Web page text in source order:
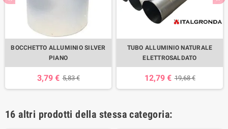
BOCCHETTO ALLUMINIO SILVER
PIANO
3,79 € 5,83 €
TUBO ALLUMINIO NATURALE
ELETTROSALDATO
12,79 € 19,68 €
16 altri prodotti della stessa categoria: